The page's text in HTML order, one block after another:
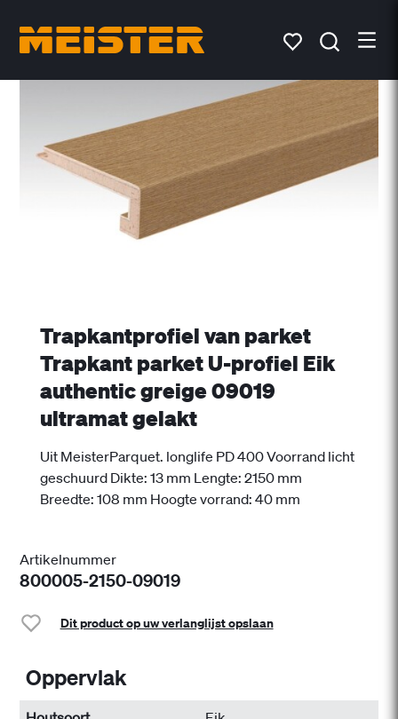
Trapkantprofiel van parket
Trapkant parket U-profiel Eik
authentic greige 09019
ultramat gelakt
Uit MeisterParquet. longlife PD 400 Voorrand licht
geschuurd Dikte: 13 mm Lengte: 2150 mm
Breedte: 108 mm Hoogte vorrand: 40 mm
Artikelnummer
800005-2150-09019
Dit product op uw verlanglijst opslaan
Oppervlak